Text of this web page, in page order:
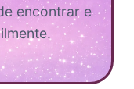
encontrar e